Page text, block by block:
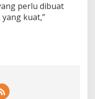
perlu dibuat
kuat,”